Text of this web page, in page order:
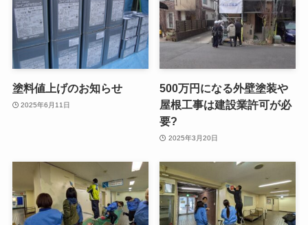
塗料値上げのお知らせ
2025年6月11日
500万円になる外壁塗装や
屋根工事は建設業許可が必
要?
2025年3月20日